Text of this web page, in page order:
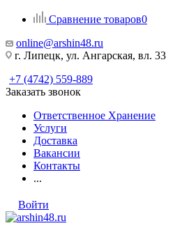
Сравнение товаров0
online@arshin48.ru
г. Липецк, ул. Ангарская, вл. 33
+7 (4742) 559-889
Заказать звонок
Ответственное Хранение
Услуги
Доставка
Вакансии
Контакты
...
Войти